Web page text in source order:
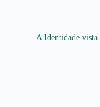
A Identidade